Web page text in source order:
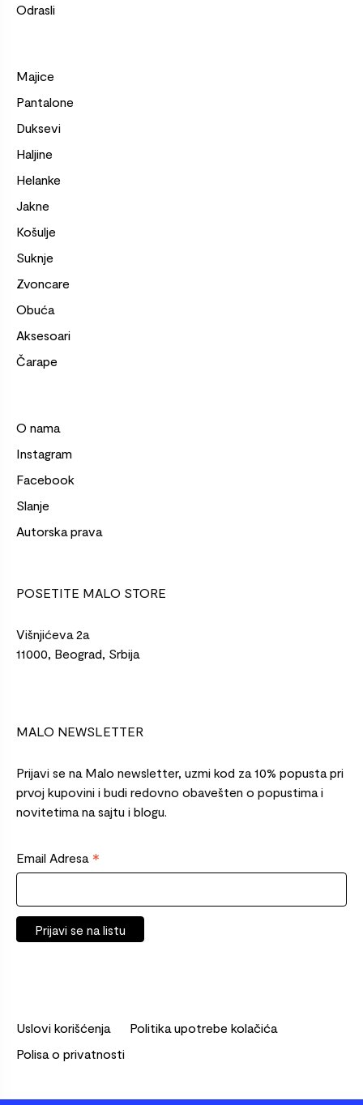
Odrasli
Majice
Pantalone
Duksevi
Haljine
Helanke
Jakne
Košulje
Suknje
Zvoncare
Obuća
Aksesoari
Čarape
O nama
Instagram
Facebook
Slanje
Autorska prava
POSETITE MALO STORE
Višnjićeva 2a
11000, Beograd, Srbija
MALO NEWSLETTER
Prijavi se na Malo newsletter, uzmi kod za 10% popusta pri
prvoj kupovini i budi redovno obavešten o popustima i
novitetima na sajtu i blogu.
Email Adresa *
Uslovi korišćenja
Politika upotrebe kolačića
Polisa o privatnosti